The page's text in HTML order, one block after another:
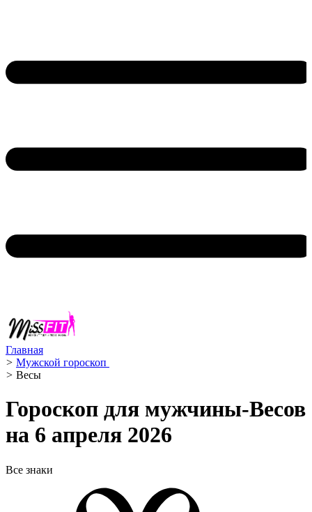
Главная
> Мужской гороскоп ️
> Весы ️
Гороскоп для мужчины-Весов
на 6 апреля 2026
Все знаки